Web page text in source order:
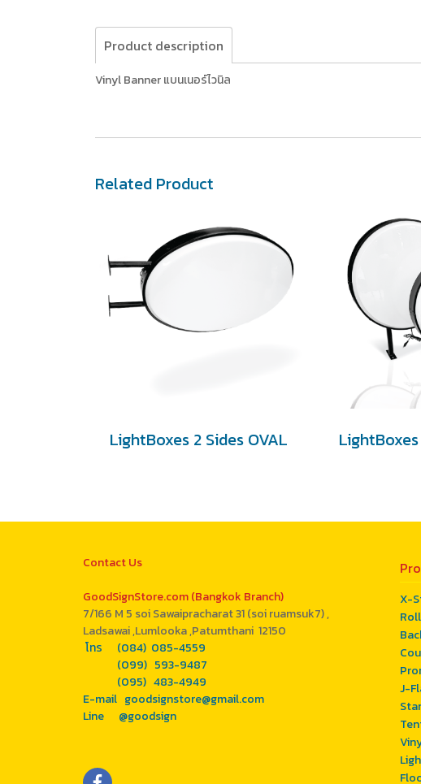
Product description
Vinyl Banner แบนเนอร์ไวนิล
Related Product
LightBoxes 2 Sides OVAL
Contact Us
GoodSignStore.com (Bangkok Branch)
7/166 M 5 soi Sawaipracharat 31 (soi ruamsuk7) ,
Ladsawai ,Lumlooka ,Patumthani 12150
โทร (084) 085-4559
(099) 593-9487
(095) 483-4949
E-mail goodsignstore@gmail.com
Line @goodsign
X-
J-